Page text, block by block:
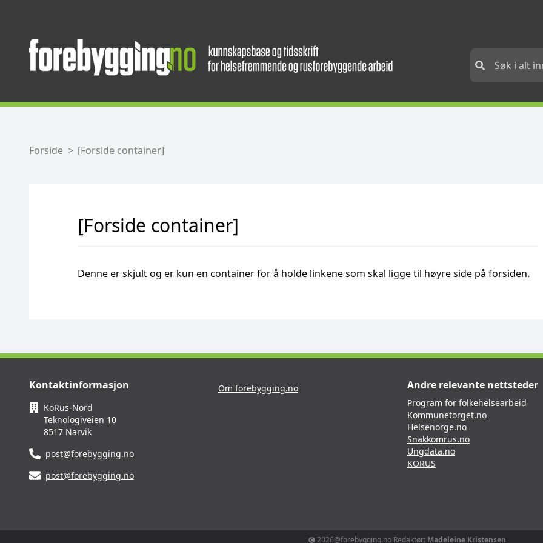
Forside [Forside container]
[Forside container]
Denne er skjult og er kun en container for å holde linkene som skal ligge til høyre side på forsiden.
Kontaktinformasjon
KoRus-Nord
Teknologiveien 10
8517 Narvik
post@forebygging.no
post@forebygging.no
Om forebygging.no Andre relevante nettsteder
Program for folkehelsearbeid
Kommunetorget.no
Helsenorge.no
Snakkomrus.no
Ungdata.no
KORUS
2026@forebygging.no Redaktør: Madeleine Kristensen